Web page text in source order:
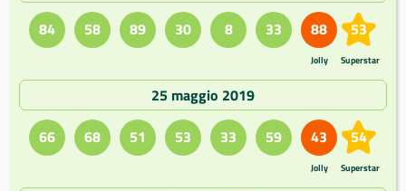
84
58 89 30 8 33 88
Jolly
53
Superstar
25 maggio 2019
66
68 51 53 33 59 43
Jolly
54
Superstar